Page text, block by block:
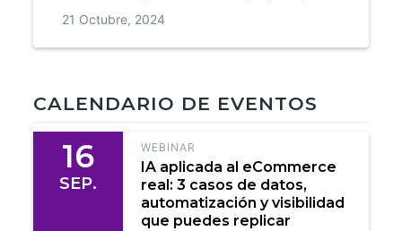
21 Octubre, 2024
CALENDARIO DE EVENTOS
16
SEP.
WEBINAR
IA aplicada al eCommerce
real: 3 casos de datos,
automatización y visibilidad
que puedes replicar